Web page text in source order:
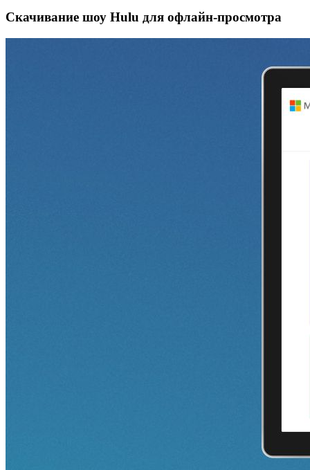
Скачивание шоу Hulu для офлайн‑просмотра